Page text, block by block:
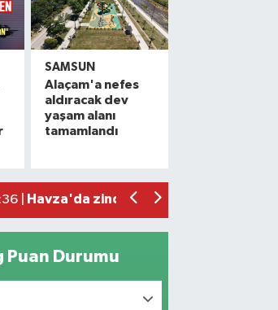
SAMSUN
Alaçam'a nefes
aldıracak dev
yaşam alanı
tamamlandı
|
Alaçam çileği reçel oldu: Hedef
|
Hafif ticari araç ile motosiklet çarpıştı:
|
Havza'da zincirleme trafik kazası: 2
Puan Durumu